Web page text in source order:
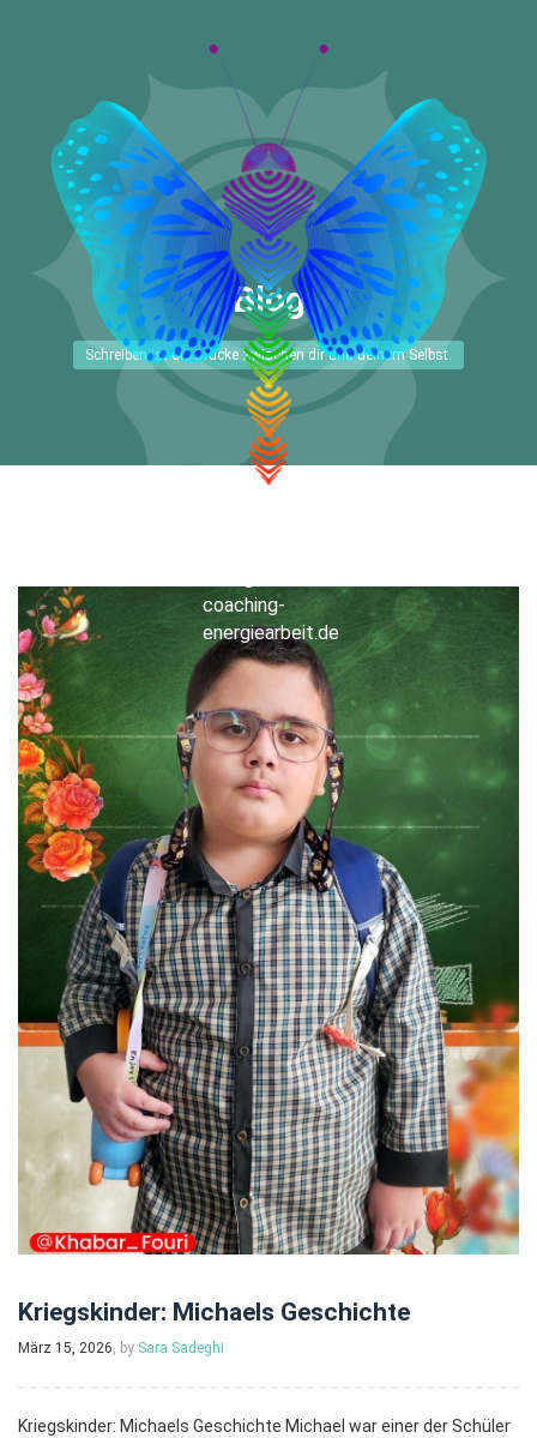
coaching-
energiearbeit.de
Blog
Schreiben ist die Brücke zwischen dir und deinem Selbst.
Kriegskinder: Michaels Geschichte
März 15, 2026, by Sara Sadeghi
Kriegskinder: Michaels Geschichte Michael war einer der Schüler